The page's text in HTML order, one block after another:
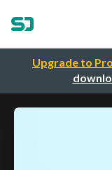
Upgrade to Pro